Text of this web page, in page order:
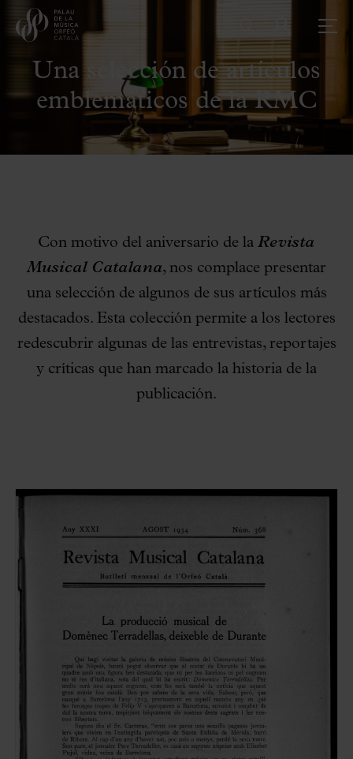
Una selección de artículos
emblemáticos de la RMC
Con motivo del aniversario de laRevista
Musical Catalana, nos complace presentar
una selección de algunos de sus artículos más
destacados. Esta colección permite a los lectores
redescubrir algunas de las entrevistas, reportajes
y críticas que han marcado la historia de la
publicación.